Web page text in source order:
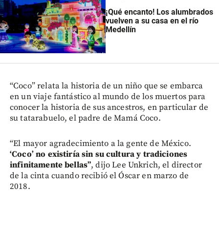
¡Qué encanto! Los alumbrados
vuelven a su casa en el río
Medellín
“Coco” relata la historia de un niño que se embarca
en un viaje fantástico al mundo de los muertos para
conocer la historia de sus ancestros, en particular de
su tatarabuelo, el padre de Mamá Coco.
“El mayor agradecimiento a la gente de México.
‘Coco’ no existiría sin su cultura y tradiciones
infinitamente bellas”, dijo Lee Unkrich, el director
de la cinta cuando recibió el Óscar en marzo de
2018.